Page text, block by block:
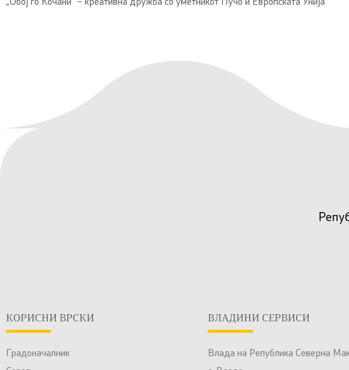
„Обој го Кочани“ – креативна дружба со уметникот Пучо и Европската Унија
КОРИСНИ ВРСКИ
Градоначалник
ВЛАДИНИ СЕРВИСИ
Влада на Република Северна